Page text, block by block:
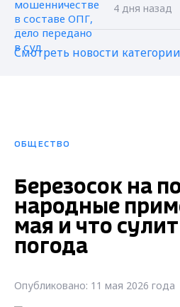
4 дня назад
Смотреть новости
ОБЩЕСТВО
Березосок на
народные
мая и что
погода
Опубликовано: 11 мая 2026 года